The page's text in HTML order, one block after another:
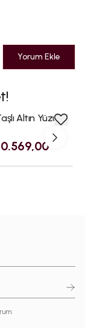
Yorum Ekle
Altın Yüzük